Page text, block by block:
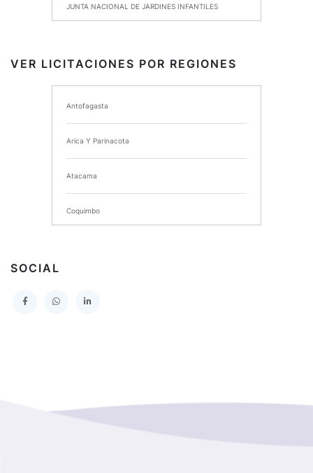
JUNTA NACIONAL DE JARDINES INFANTILES
I MUNICIPALIDAD DE CHIMBARONGO
INSTITUTO NACIONAL DE DEPORTES DE CHILE
SERVICIO DE SALUD DEL MAULE HOSPITAL DE
TALCA
I MUNICIPALIDAD DE PROVIDENCIA
SERVICIO DE SALUD TALCAHUANO HOSPITAL DE
GOBERNACION PROVINCIAL DE TALCA
VER LICITACIONES POR REGIONES
Antofagasta
Arica Y Parinacota
Atacama
Coquimbo
SOCIAL